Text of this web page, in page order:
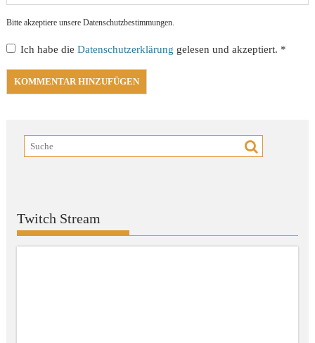
Bitte akzeptiere unsere Datenschutzbestimmungen.
Ich habe dieDatenschutzerklärung gelesen und akzeptiert. *
Twitch Stream